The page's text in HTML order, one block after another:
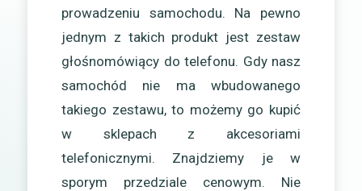
prowadzeniu samochodu. Na pewno
jednym z takich produkt jest zestaw
głośnomówiący do telefonu. Gdy nasz
samochód nie ma wbudowanego
takiego zestawu, to możemy go kupić
w sklepach z akcesoriami
telefonicznymi. Znajdziemy je w
sporym przedziale cenowym. Nie